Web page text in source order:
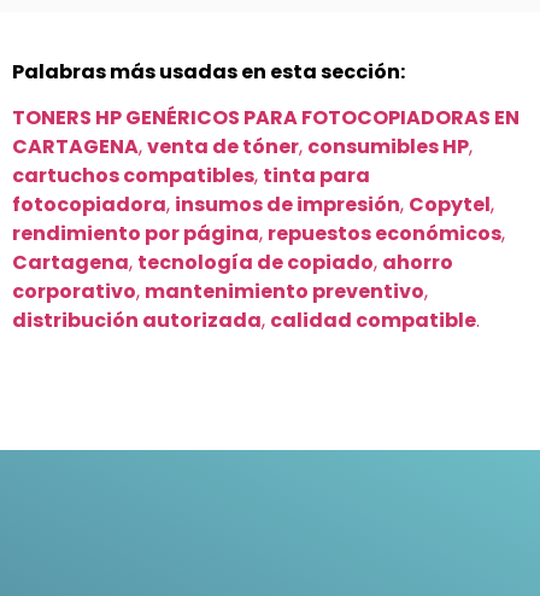
Palabras más usadas en esta sección:
TONERS HP GENÉRICOS PARA FOTOCOPIADORAS EN
CARTAGENA,venta de tóner, consumibles HP,
cartuchos compatibles, tinta para
fotocopiadora, insumos de impresión, Copytel,
rendimiento por página, repuestos económicos,
Cartagena, tecnología de copiado, ahorro
corporativo, mantenimiento preventivo,
distribución autorizada, calidad compatible.